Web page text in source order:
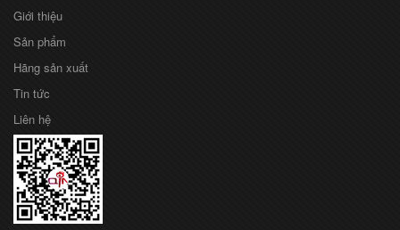
Giới thiệu
Sản phẩm
Hãng sản xuất
Tin tức
Liên hệ